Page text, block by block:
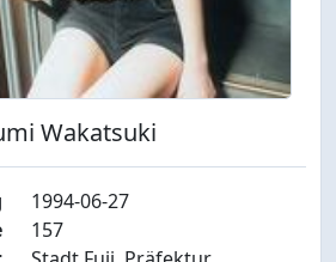
Wakatsuki
1994-06-27
157